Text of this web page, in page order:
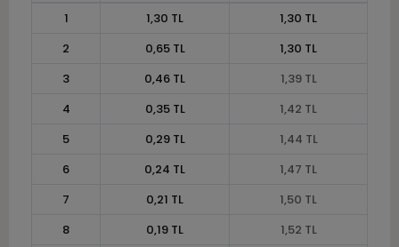
1
1,30 TL
1,30 TL
2
0,65 TL
1,30 TL
3
0,46 TL
1,39 TL
4
0,35 TL
1,42 TL
5
0,29 TL
1,44 TL
6
0,24 TL
1,47 TL
7
0,21 TL
1,50 TL
8
0,19 TL
1,52 TL